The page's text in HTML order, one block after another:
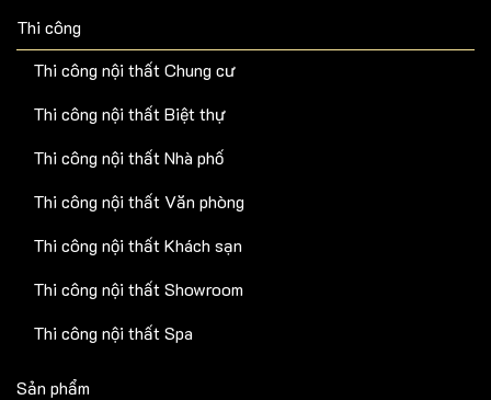
Thi công
Thi công nội thất Chung cư
Thi công nội thất Biệt thự
Thi công nội thất Nhà phố
Thi công nội thất Văn phòng
Thi công nội thất Khách sạn
Thi công nội thất Showroom
Thi công nội thất Spa
Sản phẩm